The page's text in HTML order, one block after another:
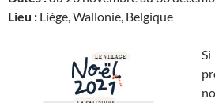
Lieu : Liège, Wallonie, Belgique